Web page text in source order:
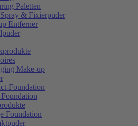
Paletten
& Fixierpuder
Entferner
Make-up
Foundation
Foundation